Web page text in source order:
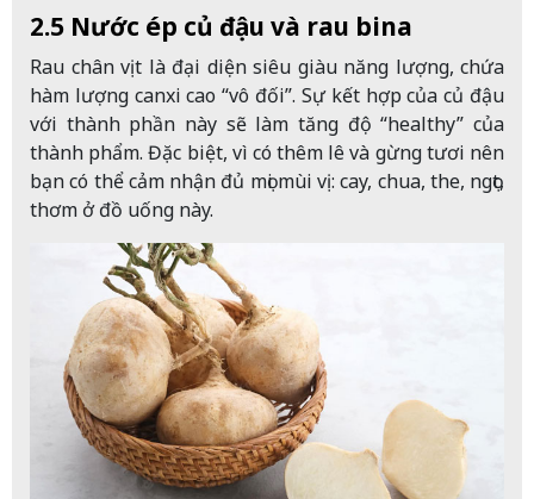
2.5 Nước ép củ đậu và rau bina
Rau chân vịt là đại diện siêu giàu năng lượng, chứa
hàm lượng canxi cao “vô đối”. Sự kết hợp của củ đậu
với thành phần này sẽ làm tăng độ “healthy” của
thành phẩm. Đặc biệt, vì có thêm lê và gừng tươi nên
bạn có thể cảm nhận đủ mọi mùi vị: cay, chua, the, ngọt,
thơm ở đồ uống này.